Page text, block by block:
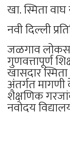
खा. स्मिता
नवी दिल्ली
जळगाव लोकसभा
गुणवत्तापूर्ण
खासदार
अंतर्गत मागणी
शैक्षणिक
नवोदय